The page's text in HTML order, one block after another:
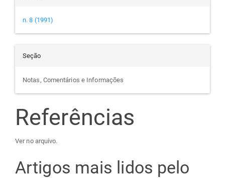
n. 8 (1991)
Seção
Notas, Comentários e Informações
Referências
Ver no arquivo.
Artigos mais lidos pelo